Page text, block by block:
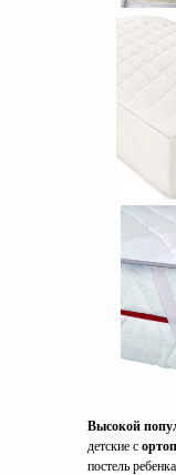
Высокой
детские с
постель